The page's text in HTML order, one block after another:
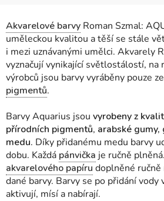
Akvarelové barvy Roman Szmal:
uměleckou kvalitou a těší se stále
i mezi uznávanými umělci. Akvarely
vyznačují vynikající světlostálostí, na
výrobců jsou barvy vyráběny pouze
pigmentů.
Barvy Aquarius jsou vyrobeny z
přírodních pigmentů, arabské
medu. Díky přidanému medu barvy
dobu. Každá pánvička je ručně
akvarelového papíru doplněné ručně
dané barvy. Barvy se po přidání
aktivují, mísí a nabírají.